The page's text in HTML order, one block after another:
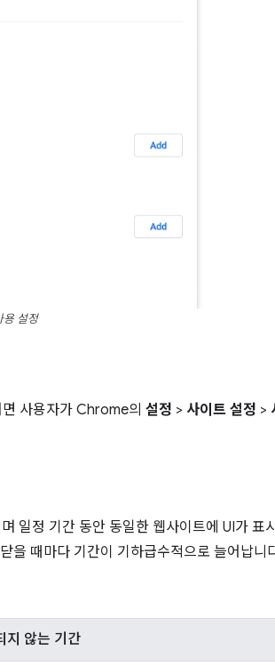
설정
사용자가 Chrome의 설정 > 사이트 설정 >
일정 기간 동안 동일한 웹사이트에 UI가 표
을 때마다 기간이 기하급수적으로 늘어납니
지 않는 기간